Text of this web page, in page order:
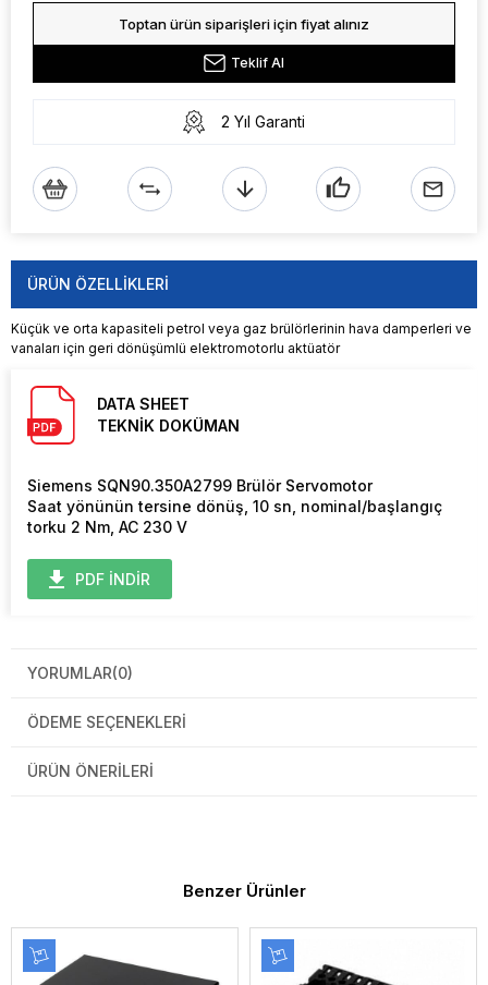
Toptan ürün siparişleri için fiyat alınız
Teklif Al
2 Yıl Garanti
ÜRÜN ÖZELLIKLERI
Küçük ve orta kapasiteli petrol veya gaz brülörlerinin hava damperleri ve
vanaları için geri dönüşümlü elektromotorlu aktüatör
DATA SHEET
TEKNİK DOKÜMAN
Siemens SQN90.350A2799 Brülör Servomotor
Saat yönünün tersine dönüş, 10 sn, nominal/başlangıç ​​
torku 2 Nm, AC 230 V
PDF İNDİR
YORUMLAR(0)
ÖDEME SEÇENEKLERI
ÜRÜN ÖNERILERI
Benzer Ürünler